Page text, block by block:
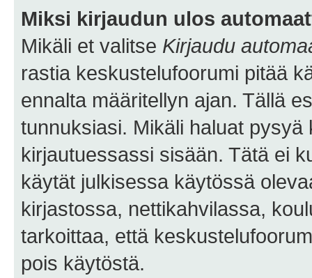
Miksi kirjaudun ulos
Mikäli et valitse Kirjaudu
rastia keskustelufoorumi pitää
ennalta määritellyn ajan. Tällä
tunnuksiasi. Mikäli haluat
kirjautuessassi sisään. Tätä ei
käytät julkisessa käytössä
kirjastossa, nettikahvilassa,
tarkoittaa, että
pois käytöstä.